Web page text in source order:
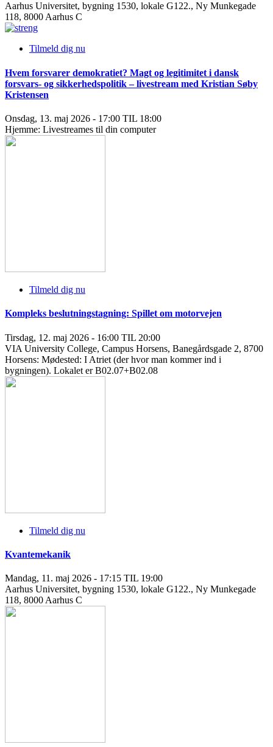
Aarhus Universitet, bygning 1530, lokale G122., Ny Munkegade
118, 8000 Aarhus C
Tilmeld dig nu
Hvem forsvarer demokratiet? Magt og legitimitet i dansk
forsvars- og sikkerhedspolitik – livestream med Kristian Søby
Kristensen
Onsdag, 13. maj 2026 - 17:00 TIL 18:00
Hjemme: Livestreames til din computer
Tilmeld dig nu
Kompleks beslutningstagning: Spillet om motorvejen
Tirsdag, 12. maj 2026 - 16:00 TIL 20:00
VIA University College, Campus Horsens, Banegårdsgade 2, 8700
Horsens: Mødested: I Atriet (der hvor man kommer ind i
bygningen). Lokalet er B02.07+B02.08
Tilmeld dig nu
Kvantemekanik
Mandag, 11. maj 2026 - 17:15 TIL 19:00
Aarhus Universitet, bygning 1530, lokale G122., Ny Munkegade
118, 8000 Aarhus C